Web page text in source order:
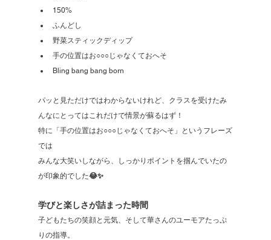
150%
ふんどし
野菜スティックディップ
手の位置はお○○○じゃなくておへそ
Bling bang bang born
パッと見ただけではわからないけれど、クラスを受けたみ
んなにとってはこれだけで情景が蘇るはず！
特に「手の位置はお○○○じゃなくておへそ」というフレーズ
では
みんな大笑いしながら、しっかりポイントを掴んでいたの
が印象的でした😂✨
学びと楽しさが詰まった時間
子どもたちの笑顔と元気、そして華さんのユーモアたっぷ
りの指導。